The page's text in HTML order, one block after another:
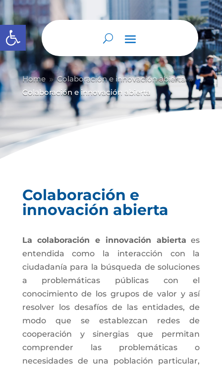
Abrir barra de herramientas
Home 9 Colaboración e innovación abierta 9
Colaboración e innovación abierta
Colaboración e
innovación abierta
La colaboración e innovación abierta es
entendida como la interacción con la
ciudadanía para la búsqueda de soluciones
a problemáticas públicas con el
conocimiento de los grupos de valor y así
resolver los desafíos de las entidades, de
modo que se establezcan redes de
cooperación y sinergias que permitan
comprender las problemáticas o
necesidades de una población particular,